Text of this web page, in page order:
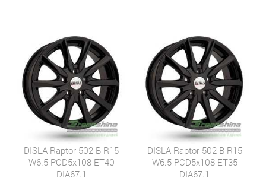
DISLA Raptor 502 B R15
W6.5 PCD5x108 ET40
DIA67.1
DISLA Raptor 502 B R15
W6.5 PCD5x108 ET35
DIA67.1